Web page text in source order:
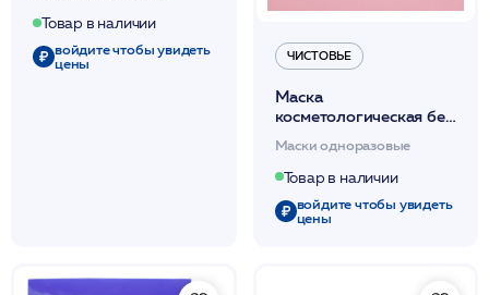
Товар в наличии
войдите чтобы увидеть
цены
ЧИСТОВЬЕ
Маска
косметологическая без
белый 25шт/уп /
Чистовье
Маски одноразовые
Товар в наличии
войдите чтобы увидеть
цены